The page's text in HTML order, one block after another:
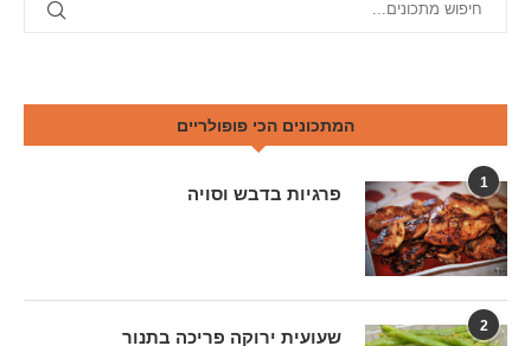
המתכונים הכי פופולריים
1
פרגיות בדבש וסויה
2
שעועית ירוקה פריכה בתנור